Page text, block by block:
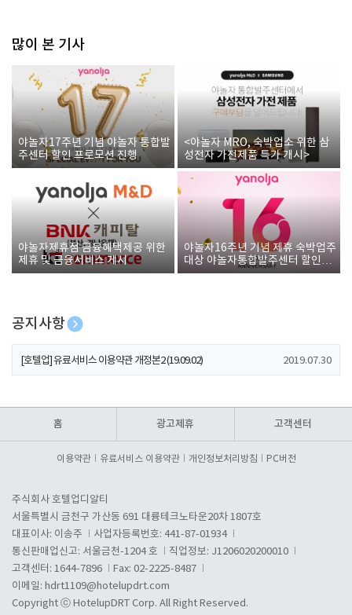
많이 본 기사
야놀자17주년 기념 야놀자 통합발
주센터 할인 프로모션 진행
<야놀자 MRO, 숙박업소 위한 삼
성전자 가전제품 특가 개시>
야놀자제휴점 금융혜택제공 위한
제휴 및 금융서비스 게시
야놀자16주년 기념 제휴 숙박업주
대상 야놀자통합발주센터 할인쿠
폰 증정
공지사항
[호텔업] 개인정보 처리방침 개정본1 (19.09.02)
[호텔업] 유료서비스 이용약관 개정본2 (19.09.02) 2019.07.30
홈 광고제휴 고객센터
이용약관 유료서비스 이용약관 개인정보처리방침 PC버전
주식회사 호텔업디알티
서울특별시 금천구 가산동 691 대륭테크노타운20차 1807호
대표이사: 이송주
사업자등록번호: 441-87-01934
통신판매업신고: 서울금천-1204 호
직업정보: J1206020200010
고객센터: 1644-7896
Fax: 02-2225-8487
이메일: hdrt1109@hotelupdrt.com
Copyright ⓒ HotelupDRT Corp. All Right Reserved.